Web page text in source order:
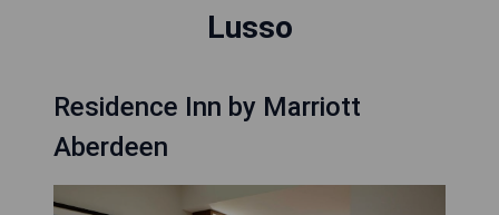
Lusso
Residence Inn by Marriott
Aberdeen